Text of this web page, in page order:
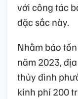
với công tác
đặc sắc này.
Nhằm bảo
năm 2023,
thủy đình
kinh phí 200